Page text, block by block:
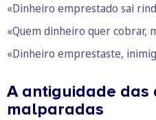
«Dinheiro emprestado sai
«Quem dinheiro quer cobrar,
«Dinheiro emprestaste,
A antiguidade das
malparadas